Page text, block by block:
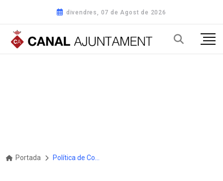
divendres, 07 de Agost de 2026
Portada